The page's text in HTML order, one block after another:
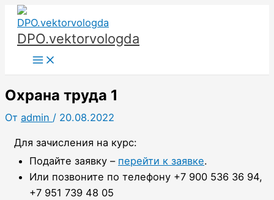
Перейти
содержимому
DPO.vektorvologda
Main
Охрана труда 1
От admin / 20.08.2022
Для зачисления на курс:
Подайте заявку – перейти к заявке.
Или позвоните по телефону +7 900 536 36 94,
+7 951 739 48 05